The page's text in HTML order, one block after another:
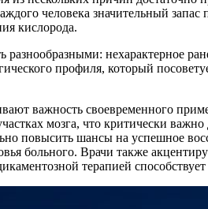
человека значительный
кислорода.
нехарактерное
профиля, который
важность своевременного
мозга, что критически
повысить шансы на успешное
больного. Врачи также
терапией